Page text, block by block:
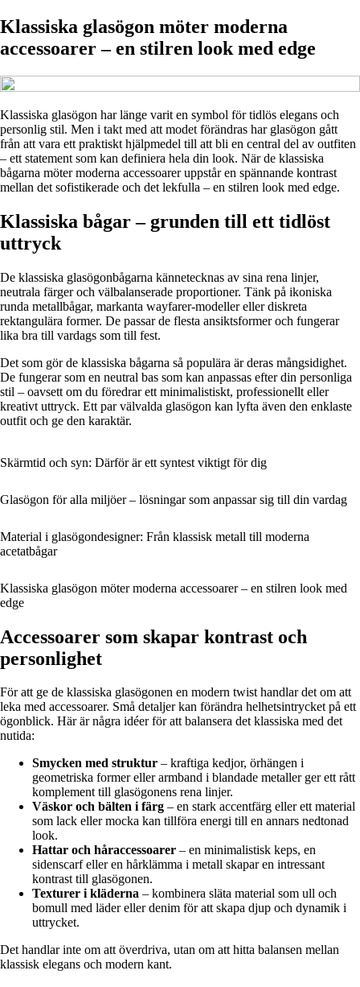
Klassiska glasögon möter moderna
accessoarer – en stilren look med edge
Klassiska glasögon har länge varit en symbol för tidlös elegans och
personlig stil. Men i takt med att modet förändras har glasögon gått
från att vara ett praktiskt hjälpmedel till att bli en central del av outfiten
– ett statement som kan definiera hela din look. När de klassiska
bågarna möter moderna accessoarer uppstår en spännande kontrast
mellan det sofistikerade och det lekfulla – en stilren look med edge.
Klassiska bågar – grunden till ett tidlöst
uttryck
De klassiska glasögonbågarna kännetecknas av sina rena linjer,
neutrala färger och välbalanserade proportioner. Tänk på ikoniska
runda metallbågar, markanta wayfarer-modeller eller diskreta
rektangulära former. De passar de flesta ansiktsformer och fungerar
lika bra till vardags som till fest.
Det som gör de klassiska bågarna så populära är deras mångsidighet.
De fungerar som en neutral bas som kan anpassas efter din personliga
stil – oavsett om du föredrar ett minimalistiskt, professionellt eller
kreativt uttryck. Ett par välvalda glasögon kan lyfta även den enklaste
outfit och ge den karaktär.
Skärmtid och syn: Därför är ett syntest viktigt för dig
Glasögon för alla miljöer – lösningar som anpassar sig till din vardag
Material i glasögondesigner: Från klassisk metall till moderna
acetatbågar
Klassiska glasögon möter moderna accessoarer – en stilren look med
edge
Accessoarer som skapar kontrast och
personlighet
För att ge de klassiska glasögonen en modern twist handlar det om att
leka med accessoarer. Små detaljer kan förändra helhetsintrycket på ett
ögonblick. Här är några idéer för att balansera det klassiska med det
nutida:
Smycken med struktur – kraftiga kedjor, örhängen i
geometriska former eller armband i blandade metaller ger ett rått
komplement till glasögonens rena linjer.
Väskor och bälten i färg – en stark accentfärg eller ett material
som lack eller mocka kan tillföra energi till en annars nedtonad
look.
Hattar och håraccessoarer – en minimalistisk keps, en
sidenscarf eller en hårklämma i metall skapar en intressant
kontrast till glasögonen.
Texturer i kläderna – kombinera släta material som ull och
bomull med läder eller denim för att skapa djup och dynamik i
uttrycket.
Det handlar inte om att överdriva, utan om att hitta balansen mellan
klassisk elegans och modern kant.